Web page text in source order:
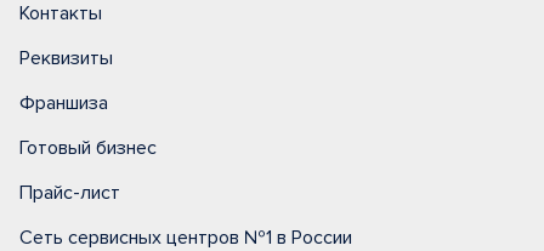
Контакты
Реквизиты
Франшиза
Готовый бизнес
Прайс-лист
Сеть сервисных центров №1 в России